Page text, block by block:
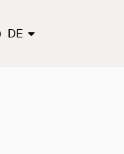
Sprache:
DE